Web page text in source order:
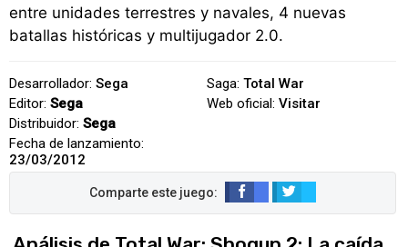
entre unidades terrestres y navales, 4 nuevas
batallas históricas y multijugador 2.0.
Desarrollador: Sega
Editor: Sega
Distribuidor: Sega
Fecha de lanzamiento:
23/03/2012
Saga: Total War
Web oficial: Visitar